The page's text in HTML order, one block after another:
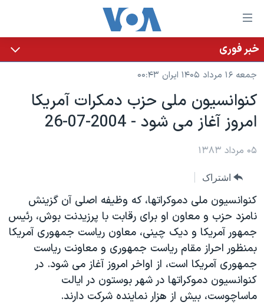
لینکهای
قابل
دسترسی
جهش
محتوای
اصلی
جهش
به
اصلی
جهش
به
جستجو
خانه
نسخه سبک وب‌سایت
موضوع ها
ایران
آمریکا
گزیده‌ها
ویژه برنامه‌ها
ویدیوها
فرهنگ و زندگی
حقوق شهروندی
برنامه های تلویزیونی
جدول برنامه ها
صفحه‌های ویژه
عملیات خشم حماسی
۲۵۰سالگی آمریکا
بایگانی برنامه‌های تلویزیونی
مستندها
انتخابات ریاست جمهوری آمریکا ۲۰۲۴
پخش رادیویی
یادگیری زبان انگلیسی
دنبال کنید
خبر فوری
جمعه ۱۶ مرداد ۱۴۰۵ ایران ۰۰:۴۳
کنوانسيون ملی حزب دمکرات آمريکا
امروز آغاز می شود - 2004-07-26
۰۵ مرداد ۱۳۸۳
اشتراک
کنوانسيون ملی دموکراتها، که وظيفه اصلی آن گزينش
نامزد حزب و معاون او برای رقابت با پرزيدنت بوش، رئيس
جمهور آمريکا و ديک چينی، معاون رياست جمهوری آمريکا
بمنظور احراز مقام رياست جمهوری و معاونت رياست
جمهوری آمريکا است، از اواخر امروز آغاز می شود. در
کنوانسيون دموکراتها در شهر بوستون در ايالت
ماساچوست، بيش از هزار نماينده شرکت دارند.